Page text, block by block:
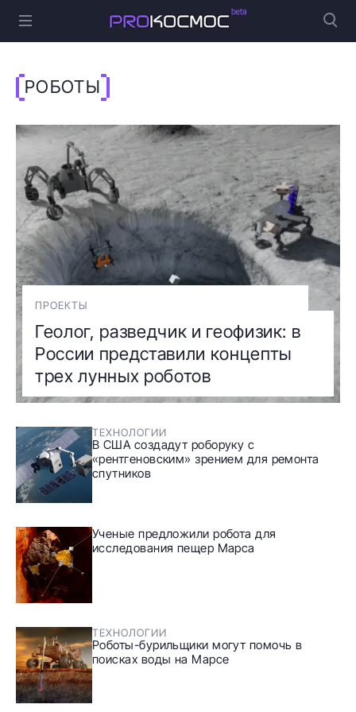
РОБОТЫ
ПРОЕКТЫ
Геолог, разведчик и геофизик: в
России представили концепты
трех лунных роботов
ТЕХНОЛОГИИ
В США создадут роборуку с
«рентгеновским» зрением для ремонта
спутников
Ученые предложили робота для
исследования пещер Марса
ТЕХНОЛОГИИ
Роботы-бурильщики могут помочь в
поисках воды на Марсе